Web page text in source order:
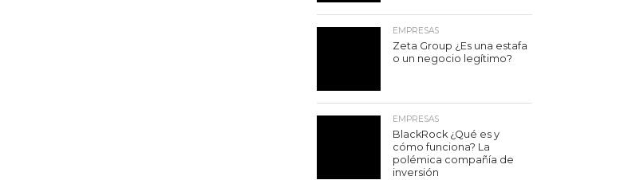
EMPRESAS
Zeta Group ¿Es una estafa
o un negocio legítimo?
EMPRESAS
BlackRock ¿Qué es y
cómo funciona? La
polémica compañía de
inversión